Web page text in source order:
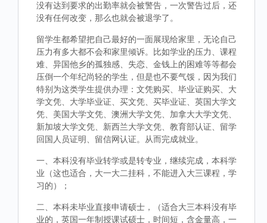
没有达到要求的出勤率就会被警告，一次警告过后，还
没有任何改变，那么也就会被退学了。
留学生都希望把自己最好的一面展现给家里，无论自己
压力有多大都不会和家里倾诉。比如学业的压力、课程
难、异国他乡的孤独感、失恋、金钱上的困难等等都会
压倒一个年纪尚轻的学生，但是也不要气馁，因为我们
特别为这类学生提供办理：文凭购买、毕业证购买、大
学文凭、大学毕业证、买文凭、买毕业证、英国大学文
凭、美国大学文凭、澳洲大学文凭、加拿大大学文凭、
新加坡大学文凭、新西兰大学文凭、教育部认证、留学
回国人员证明、留信网认证。从而完成就业。
一、本科没有毕业转学或是转专业，继续完成，本科学
业（这也适合，大一大二挂科，不能进入大三课程，学
习的）；
二、本科未毕业直接申请硕士，（适合大三本科没有毕
业的，英国一年制授课试硕士，时间短，含金量高，一